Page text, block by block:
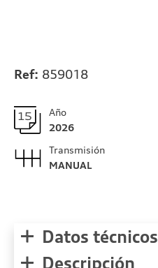
Ref: 859018
Año
2026
Transmisión
MANUAL
Datos técnicos
Descripción